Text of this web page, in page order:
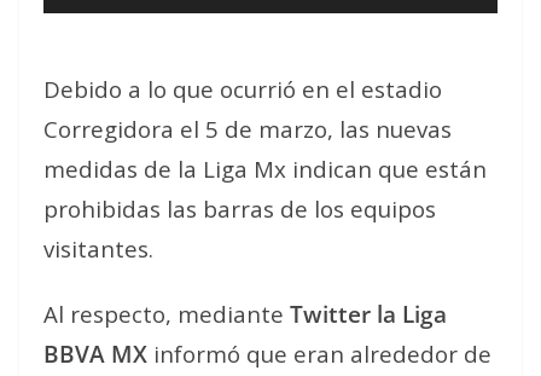
Debido a lo que ocurrió en el estadio
Corregidora el 5 de marzo, las nuevas
medidas de la Liga Mx indican que están
prohibidas las barras de los equipos
visitantes.
Al respecto, mediante Twitter la Liga
BBVA MX informó que eran alrededor de